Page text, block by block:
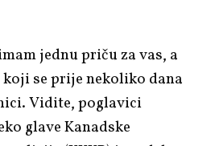
jednu priču za vas, a
se prije nekoliko dana
Vidite, poglavici
glave Kanadske